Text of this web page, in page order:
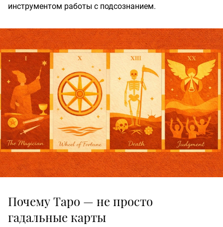
инструментом работы с подсознанием.
Почему Таро — не просто
гадальные карты